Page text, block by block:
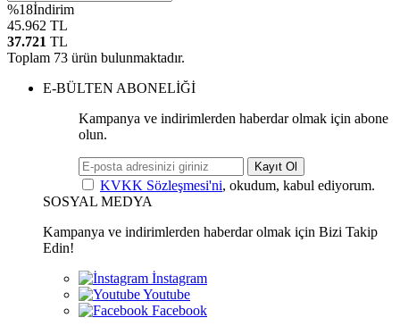
%18İndirim
45.962 TL
37.721 TL
Toplam 73 ürün bulunmaktadır.
E-BÜLTEN ABONELİĞİ
Kampanya ve indirimlerden haberdar olmak için abone
olun.
Kayıt Ol
KVKK Sözleşmesi'ni, okudum, kabul ediyorum.
SOSYAL MEDYA
Kampanya ve indirimlerden haberdar olmak için Bizi Takip
Edin!